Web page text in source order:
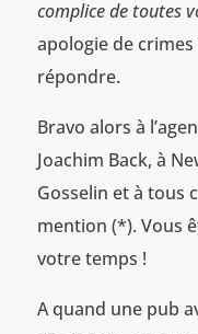
complice de toutes
apologie de
répondre.
Bravo alors à
Joachim Back, à
Gosselin et à tous
mention (*). Vous
votre temps !
A quand une pub